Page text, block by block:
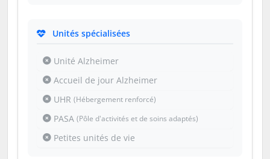
Unités spécialisées
Unité Alzheimer
Accueil de jour Alzheimer
UHR (Hébergement renforcé)
PASA (Pôle d'activités et de soins adaptés)
Petites unités de vie